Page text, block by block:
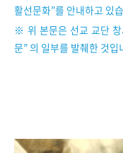
활선문화”를 안내하고 있
※ 위 본문은 선교 교단 창
문” 의 일부를 발췌한 것